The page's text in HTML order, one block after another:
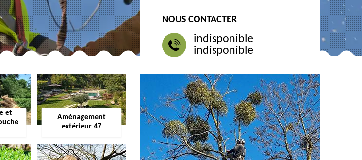
et
Aménagement
extérieur 47
NOUS CONTACTER
indisponible
indisponible